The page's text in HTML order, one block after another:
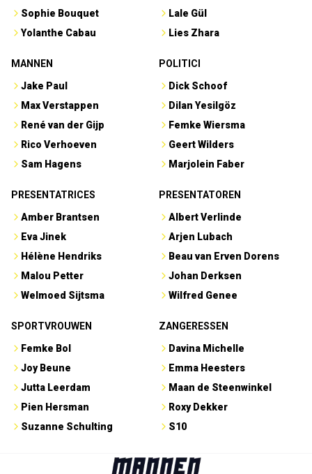
Sophie Bouquet
Yolanthe Cabau
Lale Gül
Lies Zhara
MANNEN
Jake Paul
Max Verstappen
René van der Gijp
Rico Verhoeven
Sam Hagens
POLITICI
Dick Schoof
Dilan Yesilgöz
Femke Wiersma
Geert Wilders
Marjolein Faber
PRESENTATRICES
Amber Brantsen
Eva Jinek
Hélène Hendriks
Malou Petter
Welmoed Sijtsma
PRESENTATOREN
Albert Verlinde
Arjen Lubach
Beau van Erven Dorens
Johan Derksen
Wilfred Genee
SPORTVROUWEN
Femke Bol
Joy Beune
Jutta Leerdam
Pien Hersman
Suzanne Schulting
ZANGERESSEN
Davina Michelle
Emma Heesters
Maan de Steenwinkel
Roxy Dekker
S10